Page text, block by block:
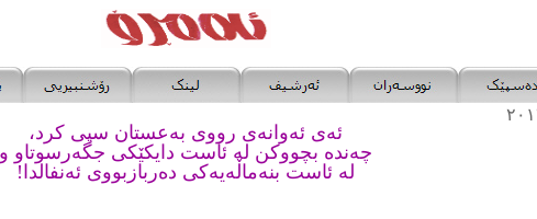
ئەی ئەوانەی رووی بەعستان سپی کرد،
چەندە بچووکن لە ئاست دایکێکی جگەرسوتاو و
لە ئاست بنەماڵەیەکی دەربازبووی ئەنفالدا!